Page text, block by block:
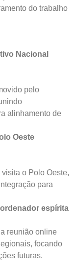
do trabalho
Nacional
pelo
alinhamento de
Oeste
o Polo Oeste,
para
espírita
reunião online
focando
futuras.